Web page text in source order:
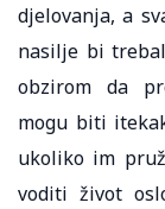
djelovanja, a
nasilje bi
obzirom da
mogu biti
ukoliko im
voditi život